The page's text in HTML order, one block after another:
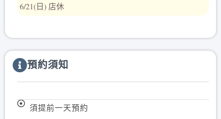
6/21(日) 店休
預約須知
須提前一天預約